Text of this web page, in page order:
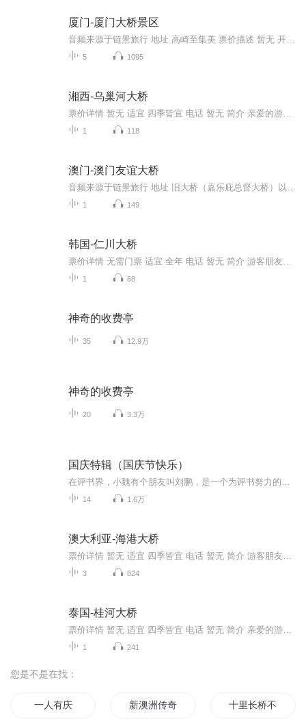
厦门-厦门大桥景区
5 1095
湘西-乌巢河大桥
1 118
澳门-澳门友谊大桥
1 149
韩国-仁川大桥
1 68
神奇的收费亭
35 12.9万
神奇的收费亭
20 3.3万
国庆特辑（国庆节快乐）
14 1.6万
澳大利亚-海港大桥
3 824
泰国-桂河大桥
1 241
您是不是在找：
一人有庆 新澳洲传奇 十里长桥不白头